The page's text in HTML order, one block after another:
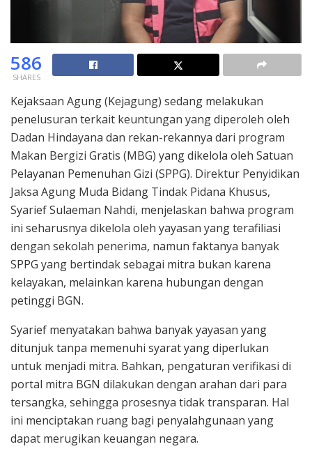
586
SHARES
Kejaksaan Agung (Kejagung) sedang melakukan
penelusuran terkait keuntungan yang diperoleh oleh
Dadan Hindayana dan rekan-rekannya dari program
Makan Bergizi Gratis (MBG) yang dikelola oleh Satuan
Pelayanan Pemenuhan Gizi (SPPG). Direktur Penyidikan
Jaksa Agung Muda Bidang Tindak Pidana Khusus,
Syarief Sulaeman Nahdi, menjelaskan bahwa program
ini seharusnya dikelola oleh yayasan yang terafiliasi
dengan sekolah penerima, namun faktanya banyak
SPPG yang bertindak sebagai mitra bukan karena
kelayakan, melainkan karena hubungan dengan
petinggi BGN.
Syarief menyatakan bahwa banyak yayasan yang
ditunjuk tanpa memenuhi syarat yang diperlukan
untuk menjadi mitra. Bahkan, pengaturan verifikasi di
portal mitra BGN dilakukan dengan arahan dari para
tersangka, sehingga prosesnya tidak transparan. Hal
ini menciptakan ruang bagi penyalahgunaan yang
dapat merugikan keuangan negara.